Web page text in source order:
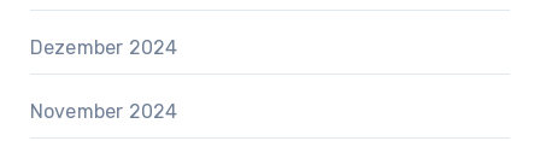
Dezember 2024
November 2024